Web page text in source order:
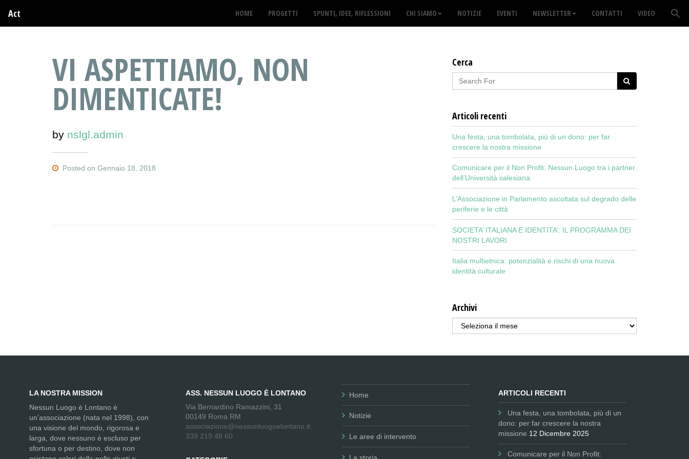
Act HOME PROGETTI SPUNTI, IDEE, RIFLESSIONI CHI SIAMO NOTIZIE EVENTI NEWSLETTER CONTATTI VIDEO
VI ASPETTIAMO, NON
DIMENTICATE!
by nslgl.admin
Posted on Gennaio 18, 2018
Cerca
Articoli recenti
Una festa, una tombolata, più di un dono: per far
crescere la nostra missione
Comunicare per il Non Profit: Nessun Luogo tra i partner
dell’Università salesiana
L’Associazione in Parlamento ascoltata sul degrado delle
periferie e le città
SOCIETA’ ITALIANA E IDENTITA’: IL PROGRAMMA DEI
NOSTRI LAVORI
Italia multietnica: potenzialità e rischi di una nuova
identità culturale
Archivi
Archivi
LA NOSTRA MISSION
Nessun Luogo è Lontano è
un’associazione (nata nel 1998), con
una visione del mondo, rigorosa e
larga, dove nessuno è escluso per
sfortuna o per destino, dove non
ASS. NESSUN LUOGO È LONTANO
Via Bernardino Ramazzini, 31
00149 Roma RM
associazione@nessunluogoelontano.it
339 219 48 60
Home
Notizie
Le aree di intervento
La storia
ARTICOLI RECENTI
Una festa, una tombolata, più di un
dono: per far crescere la nostra
missione 12 Dicembre 2025
Comunicare per il Non Profit: